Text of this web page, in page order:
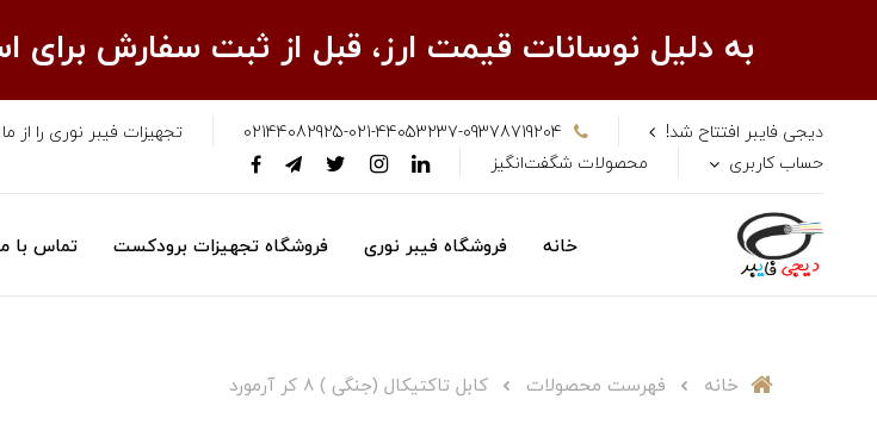
به دلیل نوسانات قیمت ارز، قبل از ثبت سفارش
دیجی فایبر افتتاح شد! 02144082925-021-44053237-09378719204
تجهیزات فیبر نوری را از
حساب کاربری
محصولات شگفت‌انگیز
خانه فروشگاه فیبر نوری فروشگاه تجهیزات برودکست تماس با
خانه فهرست محصولات کابل تاکتیکال (جنگی ) 8 کر آرمورد